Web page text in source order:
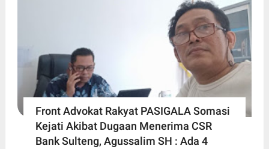
Front Advokat Rakyat PASIGALA Somasi
Kejati Akibat Dugaan Menerima CSR
Bank Sulteng, Agussalim SH : Ada 4